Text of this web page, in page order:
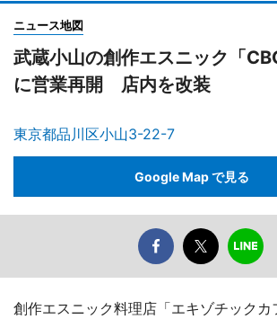
ニュース地図
武蔵小山の創作エスニック「
に営業再開 店内を改装
東京都品川区小山3-22-7
Google Map で見る
創作エスニック料理店「エキゾチック